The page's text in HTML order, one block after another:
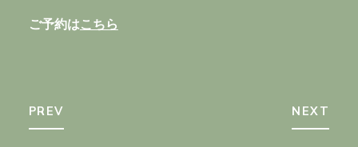
ご予約はこちら
PREV NEXT